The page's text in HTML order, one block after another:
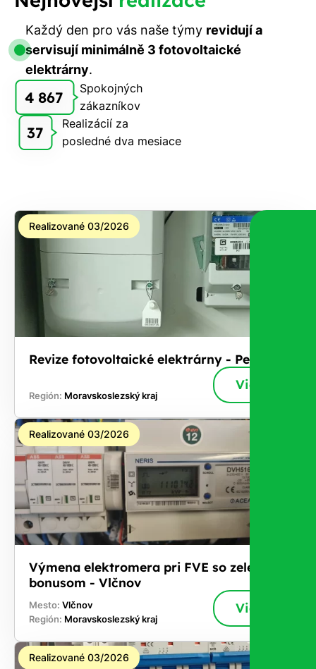
Každý den pro vás naše týmy revidují a
servisují minimálně 3 fotovoltaické
elektrárny.
4 867
Spokojných
zákazníkov
37
Realizácií za
posledné dva mesiace
Realizované 03/2026
Revize fotovoltaické elektrárny - Petřvald
Región: Moravskoslezský kraj
Viac
Realizované 03/2026
Výmena elektromera pri FVE so zeleným
bonusom - Vlčnov
Mesto: Vlčnov
Región: Moravskoslezský kraj
Viac
Realizované 03/2026